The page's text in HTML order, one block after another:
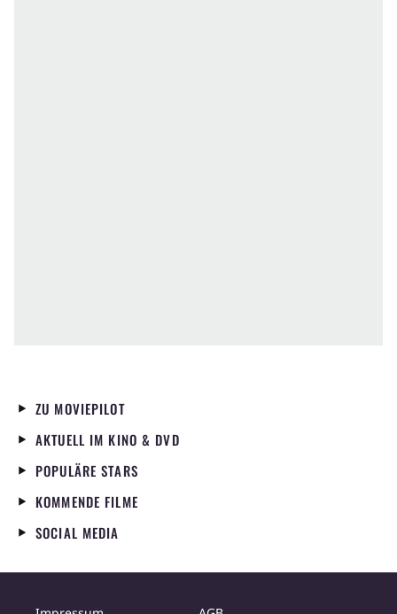
ZU MOVIEPILOT
AKTUELL IM KINO & DVD
POPULÄRE STARS
KOMMENDE FILME
SOCIAL MEDIA